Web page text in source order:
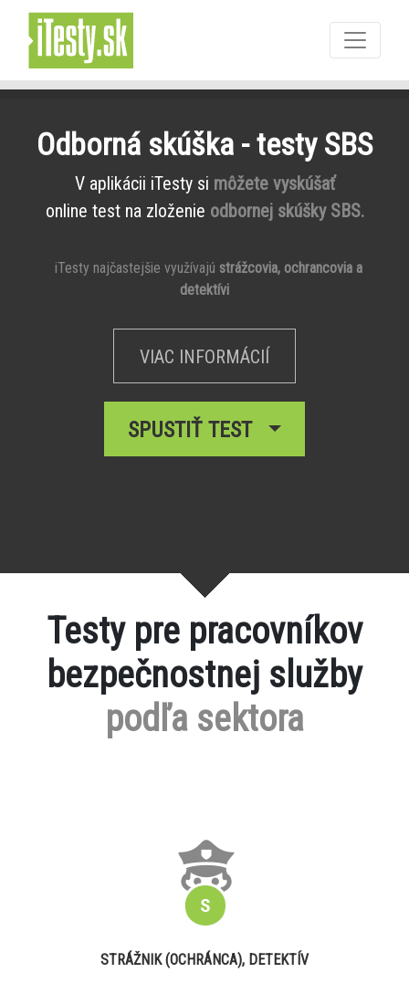
Odborná skúška - testy SBS
V aplikácii iTesty si môžete vyskúšať
online test na zloženie odbornej skúšky SBS.
iTesty najčastejšie využívajú strážcovia, ochrancovia a
detektívi
VIAC INFORMÁCIÍ
SPUSTIŤ TEST
Testy pre pracovníkov
bezpečnostnej služby
podľa sektora
STRÁŽNIK (OCHRÁNCA), DETEKTÍV